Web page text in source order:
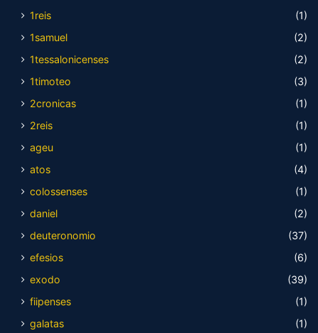
1reis
(1)
1samuel
(2)
1tessalonicenses
(2)
1timoteo
(3)
2cronicas
(1)
2reis
(1)
ageu
(1)
atos
(4)
colossenses
(1)
daniel
(2)
deuteronomio
(37)
efesios
(6)
exodo
(39)
fiipenses
(1)
galatas
(1)